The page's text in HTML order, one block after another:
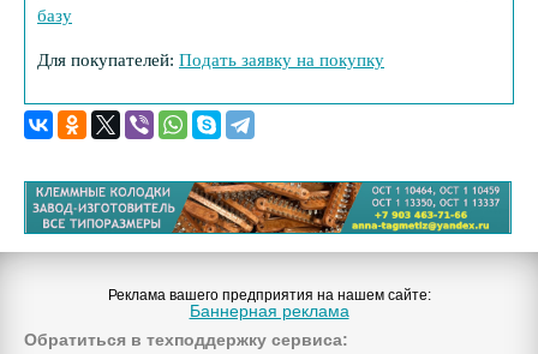
базу
Для покупателей: Подать заявку на покупку
Реклама вашего предприятия на нашем сайте:
Баннерная реклама
Обратиться в техподдержку сервиса: